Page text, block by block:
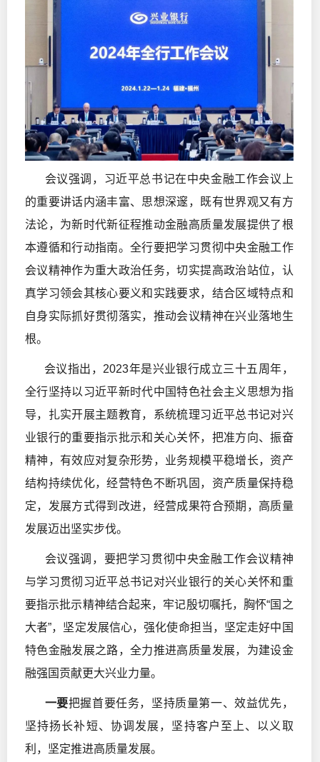
会议强调，习近平总书记在中央金融工作会议上
的重要讲话内涵丰富、思想深邃，既有世界观又有方
法论，为新时代新征程推动金融高质量发展提供了根
本遵循和行动指南。全行要把学习贯彻中央金融工作
会议精神作为重大政治任务，切实提高政治站位，认
真学习领会其核心要义和实践要求，结合区域特点和
自身实际抓好贯彻落实，推动会议精神在兴业落地生
根。
会议指出，2023年是兴业银行成立三十五周年，
全行坚持以习近平新时代中国特色社会主义思想为指
导，扎实开展主题教育，系统梳理习近平总书记对兴
业银行的重要指示批示和关心关怀，把准方向、振奋
精神，有效应对复杂形势，业务规模平稳增长，资产
结构持续优化，经营特色不断巩固，资产质量保持稳
定，发展方式得到改进，经营成果符合预期，高质量
发展迈出坚实步伐。
会议强调，要把学习贯彻中央金融工作会议精神
与学习贯彻习近平总书记对兴业银行的关心关怀和重
要指示批示精神结合起来，牢记殷切嘱托，胸怀“国之
大者”，坚定发展信心，强化使命担当，坚定走好中国
特色金融发展之路，全力推进高质量发展，为建设金
融强国贡献更大兴业力量。
一要把握首要任务，坚持质量第一、效益优先，
坚持扬长补短、协调发展，坚持客户至上、以义取
利，坚定推进高质量发展。